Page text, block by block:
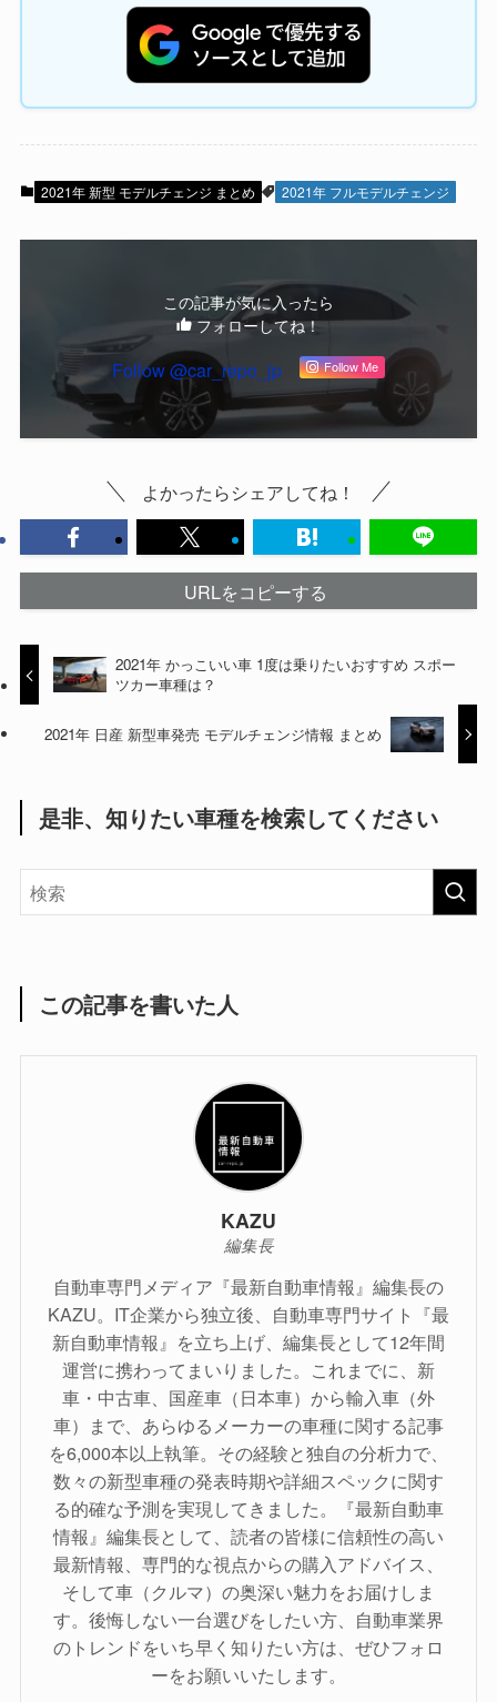
2021年 新型 モデルチェンジ まとめ 2021年 フルモデルチェンジ
この記事が気に入ったら
フォローしてね！
Follow @car_repo_jp Follow Me
よかったらシェアしてね！
URLをコピーする
2021年 かっこいい車 1度は乗りたいおすすめ スポー
ツカー車種は？
2021年 日産 新型車発売 モデルチェンジ情報 まとめ
是非、知りたい車種を検索してください
この記事を書いた人
KAZU
編集長
自動車専門メディア『最新自動車情報』編集長の
KAZU。IT企業から独立後、自動車専門サイト『最
新自動車情報』を立ち上げ、編集長として12年間
運営に携わってまいりました。これまでに、新
車・中古車、国産車（日本車）から輸入車（外
車）まで、あらゆるメーカーの車種に関する記事
を6,000本以上執筆。その経験と独自の分析力で、
数々の新型車種の発表時期や詳細スペックに関す
る的確な予測を実現してきました。『最新自動車
情報』編集長として、読者の皆様に信頼性の高い
最新情報、専門的な視点からの購入アドバイス、
そして車（クルマ）の奥深い魅力をお届けしま
す。後悔しない一台選びをしたい方、自動車業界
のトレンドをいち早く知りたい方は、ぜひフォロ
ーをお願いいたします。